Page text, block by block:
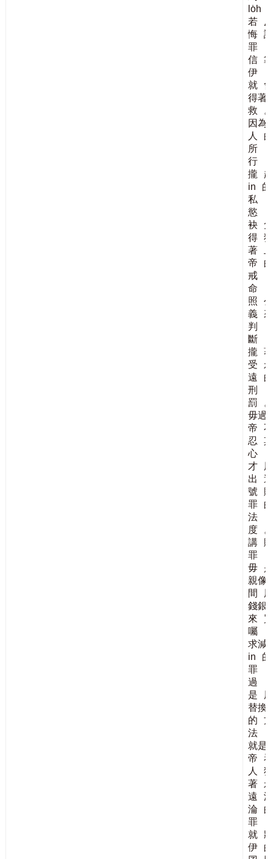
lo̍h
若
悔
罪
信
伊
就
得著
救
因為
人
所
行
攏
in
的
私
慾
袂
得
著
帝
戒
命
照
義
判
斷
攏
受
遠
刑
罰
毋過
帝
忍
心
才
出
號
罪
法
度
講
罪
毋
親像
間
錢銀
來
囑
求減
in
的
罪
過
是
替換
的
法
就是
帝
人
著
遠
淪
罪
就
伊